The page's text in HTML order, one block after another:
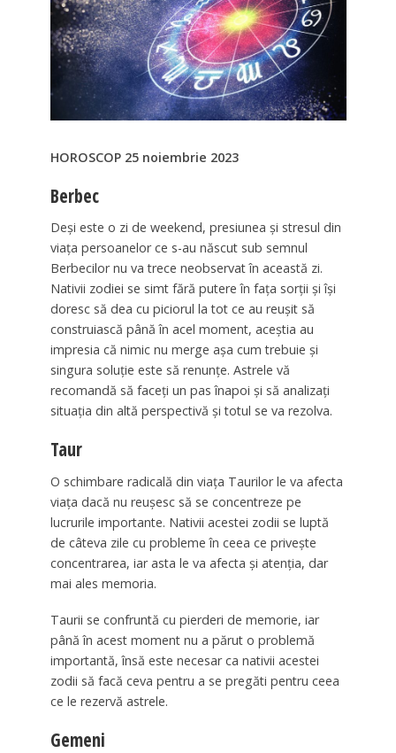
HOROSCOP 25 noiembrie 2023
Berbec
Deși este o zi de weekend, presiunea și stresul din
viața persoanelor ce s-au născut sub semnul
Berbecilor nu va trece neobservat în această zi.
Nativii zodiei se simt fără putere în fața sorții și își
doresc să dea cu piciorul la tot ce au reușit să
construiască până în acel moment, aceștia au
impresia că nimic nu merge așa cum trebuie și
singura soluție este să renunțe. Astrele vă
recomandă să faceți un pas înapoi și să analizați
situația din altă perspectivă și totul se va rezolva.
Taur
O schimbare radicală din viața Taurilor le va afecta
viața dacă nu reușesc să se concentreze pe
lucrurile importante. Nativii acestei zodii se luptă
de câteva zile cu probleme în ceea ce privește
concentrarea, iar asta le va afecta și atenția, dar
mai ales memoria.
Taurii se confruntă cu pierderi de memorie, iar
până în acest moment nu a părut o problemă
importantă, însă este necesar ca nativii acestei
zodii să facă ceva pentru a se pregăti pentru ceea
ce le rezervă astrele.
Gemeni